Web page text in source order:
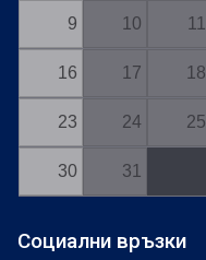
9 10 11
16 17 18
23 24 25
30 31
Социални връзки